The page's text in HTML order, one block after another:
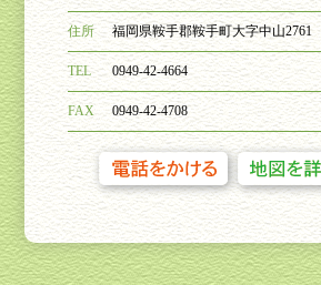
住所 福岡県鞍手郡鞍手町大字中山2761
TEL 0949-42-4664
FAX 0949-42-4708